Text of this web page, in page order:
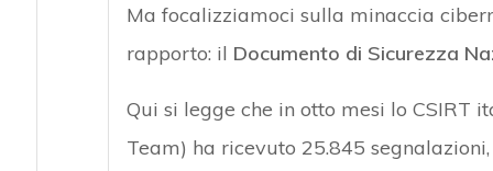
Ma focalizziamoci sulla minaccia
rapporto: il Documento di Sicurezza
Qui si legge che in otto mesi lo CSIRT
Team) ha ricevuto 25.845